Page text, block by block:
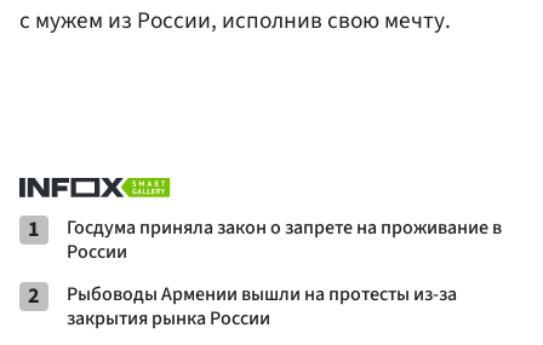
с мужем из России, исполнив свою мечту.
1
Госдума приняла закон о запрете на проживание в
России
2
Рыбоводы Армении вышли на протесты из-за
закрытия рынка России